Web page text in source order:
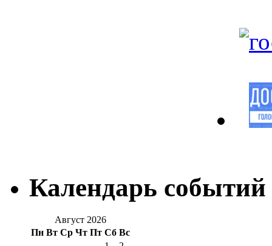
Календарь событий
Август 2026
Пн Вт Ср Чт Пт Сб Вс